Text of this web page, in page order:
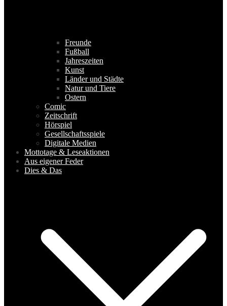
Freunde
Fußball
Jahreszeiten
Kunst
Länder und Städte
Natur und Tiere
Ostern
Comic
Zeitschrift
Hörspiel
Gesellschaftsspiele
Digitale Medien
Mottotage & Leseaktionen
Aus eigener Feder
Dies & Das